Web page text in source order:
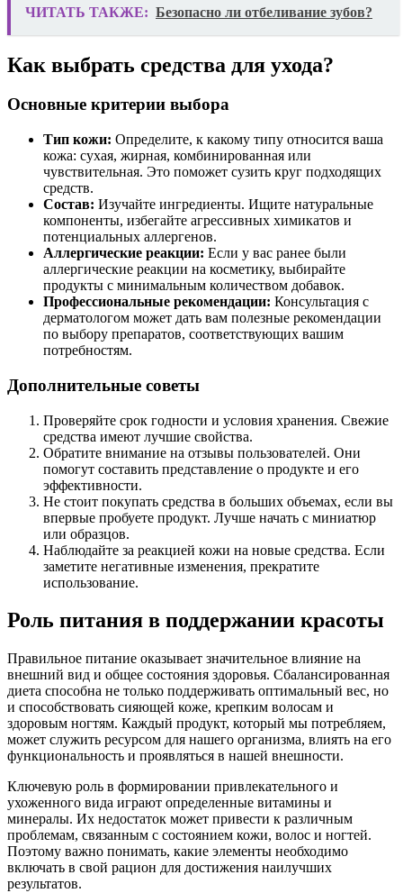
ЧИТАТЬ ТАКЖЕ: Безопасно ли отбеливание зубов?
Как выбрать средства для ухода?
Основные критерии выбора
Тип кожи: Определите, к какому типу относится ваша
кожа: сухая, жирная, комбинированная или
чувствительная. Это поможет сузить круг подходящих
средств.
Состав: Изучайте ингредиенты. Ищите натуральные
компоненты, избегайте агрессивных химикатов и
потенциальных аллергенов.
Аллергические реакции: Если у вас ранее были
аллергические реакции на косметику, выбирайте
продукты с минимальным количеством добавок.
Профессиональные рекомендации: Консультация с
дерматологом может дать вам полезные рекомендации
по выбору препаратов, соответствующих вашим
потребностям.
Дополнительные советы
Проверяйте срок годности и условия хранения. Свежие
средства имеют лучшие свойства.
Обратите внимание на отзывы пользователей. Они
помогут составить представление о продукте и его
эффективности.
Не стоит покупать средства в больших объемах, если вы
впервые пробуете продукт. Лучше начать с миниатюр
или образцов.
Наблюдайте за реакцией кожи на новые средства. Если
заметите негативные изменения, прекратите
использование.
Роль питания в поддержании красоты
Правильное питание оказывает значительное влияние на
внешний вид и общее состояния здоровья. Сбалансированная
диета способна не только поддерживать оптимальный вес, но
и способствовать сияющей коже, крепким волосам и
здоровым ногтям. Каждый продукт, который мы потребляем,
может служить ресурсом для нашего организма, влиять на его
функциональность и проявляться в нашей внешности.
Ключевую роль в формировании привлекательного и
ухоженного вида играют определенные витамины и
минералы. Их недостаток может привести к различным
проблемам, связанным с состоянием кожи, волос и ногтей.
Поэтому важно понимать, какие элементы необходимо
включать в свой рацион для достижения наилучших
результатов.